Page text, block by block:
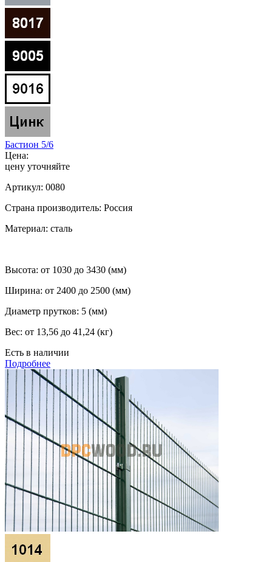
Бастион 5/6
Цена:
цену уточняйте
Артикул: 0080
Страна производитель: Россия
Материал: сталь
Высота: от 1030 до 3430 (мм)
Ширина: от 2400 до 2500 (мм)
Диаметр прутков: 5 (мм)
Вес: от 13,56 до 41,24 (кг)
Есть в наличии
Подробнее